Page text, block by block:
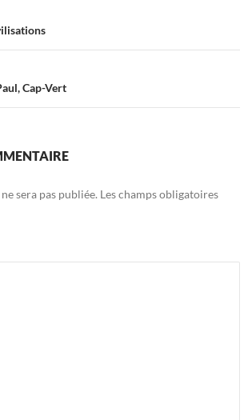
Cap-Vert
sera pas publiée. Les champs obligatoires